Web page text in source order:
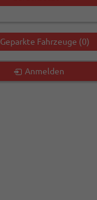
Geparkte Fahrzeuge (0)
Anmelden